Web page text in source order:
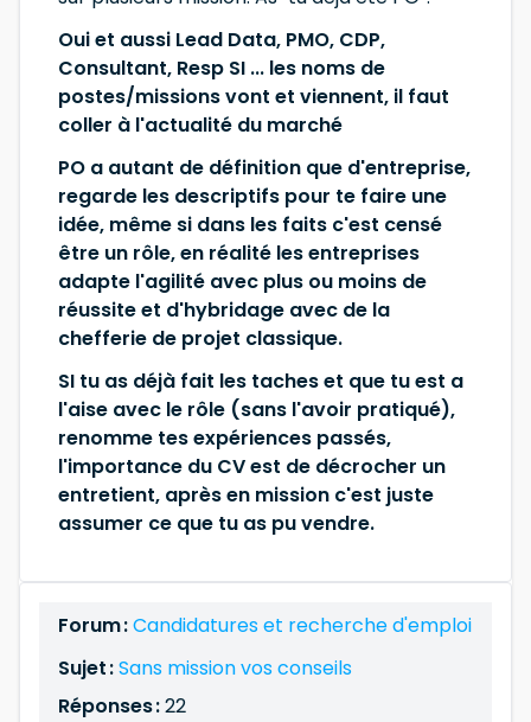
Oui et aussi Lead Data, PMO, CDP,
Consultant, Resp SI ... les noms de
postes/missions vont et viennent, il faut
coller à l'actualité du marché
PO a autant de définition que d'entreprise,
regarde les descriptifs pour te faire une
idée, même si dans les faits c'est censé
être un rôle, en réalité les entreprises
adapte l'agilité avec plus ou moins de
réussite et d'hybridage avec de la
chefferie de projet classique.
SI tu as déjà fait les taches et que tu est a
l'aise avec le rôle (sans l'avoir pratiqué),
renomme tes expériences passés,
l'importance du CV est de décrocher un
entretient, après en mission c'est juste
assumer ce que tu as pu vendre.
Forum :Candidatures et recherche d'emploi
Sujet :Sans mission vos conseils
Réponses :22